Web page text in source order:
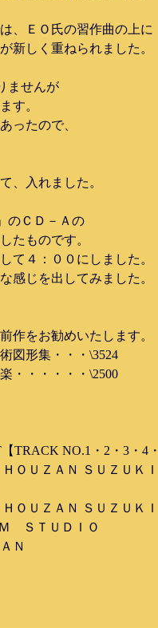
、ＥＯ氏の習作曲の上に
新しく重ねられました。
ませんが
す。
ったので、
、入れました。
のＣＤ－Ａの
たものです。
て４：００にしました。
感じを出してみました。
作をお勧めいたします。
図形集・・・\3524
・・・・・・\2500
NO.1・2・3・4・
ＵＺＡＮ ＳＵＺＵＫＩ
ＵＺＡＮ ＳＵＺＵＫＩ
ＳＴＵＤＩＯ
Ｎ